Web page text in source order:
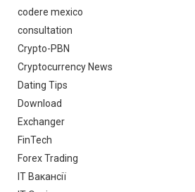
codere mexico
consultation
Crypto-PBN
Cryptocurrency News
Dating Tips
Download
Exchanger
FinTech
Forex Trading
IT Вакансії